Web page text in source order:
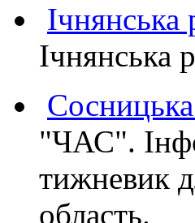
Ічнянська
Ічнянська
"ЧАС".
тижневик
область.